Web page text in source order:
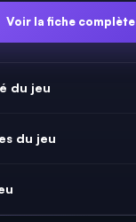
Voir la fiche complète
du jeu
du jeu